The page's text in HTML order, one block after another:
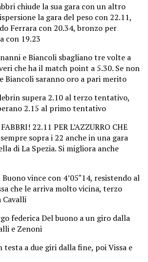
chiude la sua gara con un altro
la gara del peso con 22.11,
Ferrara con 20.34, bronzo per
con 19.23
e Biancoli sbagliano tre volte a
che ha il match point a 5.30. Se non
Biancoli saranno oro a pari merito
supera 2.10 al terzo tentativo,
2.15 al primo tentativo
22.11 PER L’AZZURRO CHE
sempre sopra i 22 anche in una gara
di La Spezia. Si migliora anche
vince con 4’05″14, resistendo al
che le arriva molto vicina, terzo
Cavalli
federica Del buono a un giro dalla
e Zenoni
testa a due giri dalla fine, poi Vissa e